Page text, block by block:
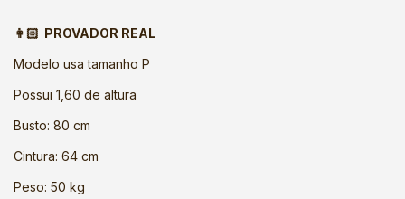
👩🏻 PROVADOR REAL
Modelo usa tamanho P
Possui 1,60 de altura
Busto: 80 cm
Cintura: 64 cm
Peso: 50 kg